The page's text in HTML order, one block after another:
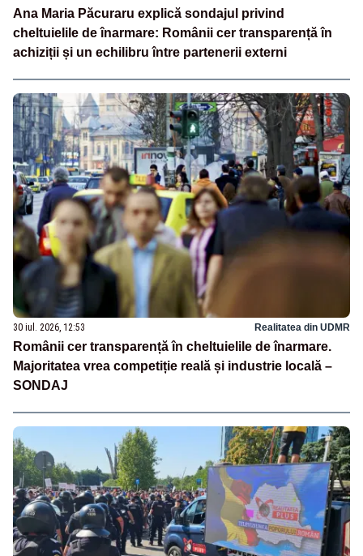
Ana Maria Păcuraru explică sondajul privind
cheltuielile de înarmare: Românii cer transparență în
achiziții și un echilibru între partenerii externi
30 iul. 2026, 12:53 Realitatea din UDMR
Românii cer transparență în cheltuielile de înarmare.
Majoritatea vrea competiție reală și industrie locală –
SONDAJ